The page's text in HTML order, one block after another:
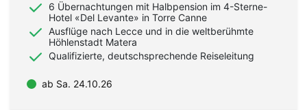
6 Übernachtungen mit Halbpension im 4-Sterne-
Hotel «Del Levante» in Torre Canne
Ausflüge nach Lecce und in die weltberühmte
Höhlenstadt Matera
Qualifizierte, deutschsprechende Reiseleitung
ab Sa. 24.10.26